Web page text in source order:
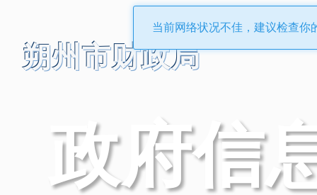
朔州市财政局
政府信
当前网络状况不佳，建议检查你